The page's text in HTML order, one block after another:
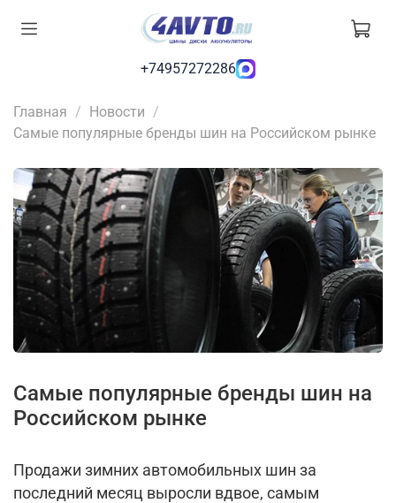
+74957272286
Главная
Новости
Самые популярные бренды шин на Российском рынке
Самые популярные бренды шин на
Российском рынке
Продажи зимних автомобильных шин за
последний месяц выросли вдвое, самым